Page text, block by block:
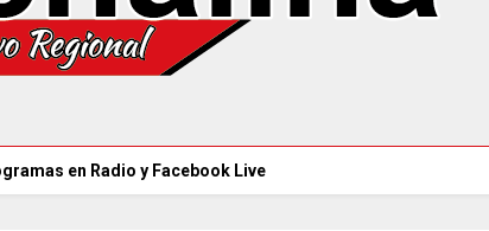
en Radio y Facebook Live